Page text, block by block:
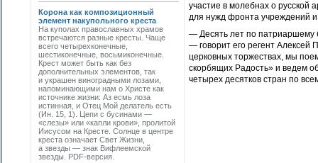
Корона как композиционный
элемент накупольного креста
На куполах православных храмов
встречаются разные кресты. Чаще
всего четырехконечные,
шестиконечные, восьмиконечные.
Крест может быть как без
дополнительных элементов, так
и украшен виноградными лозами,
напоминающими нам о Христе как
источнике жизни: Аз есмь лоза
истинная, и Отец Мой делатель есть
(Ин. 15, 1). Цепи с бусинами —
«слезы» или «капли крови», пролитой
Иисусом на Кресте. Солнце в центре
креста означает Свет Жизни,
а звезды — знак Вифлеемской
звезды. PDF-версия.
участие в молебнах о русской
для нужд фронта учреждений и
— Десять лет по патриаршему
— говорит его регент Алексей
церковных торжествах, мы
скорбящих Радость» и ведем
четырех десятков стран по